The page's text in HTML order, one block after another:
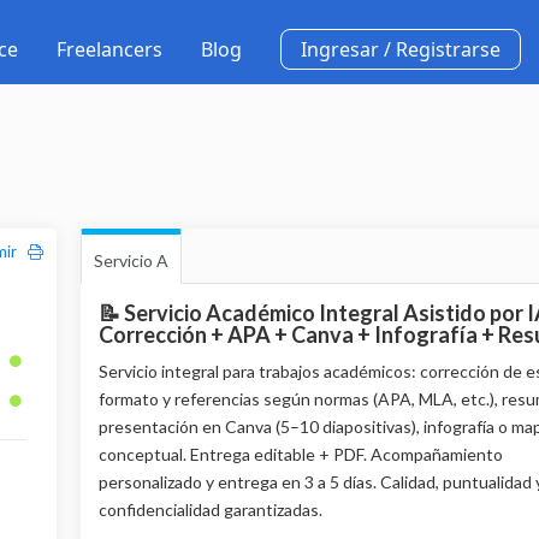
Freelancers Blog Ingresar / Registrarse
Servicio A
📝 Servicio Académico Integral Asistido por
Corrección + APA + Canva + Infografía +
Servicio integral para trabajos académicos: corrección de
formato y referencias según normas (APA, MLA, etc.),
presentación en Canva (5–10 diapositivas), infografía o
conceptual. Entrega editable + PDF. Acompañamiento
personalizado y entrega en 3 a 5 días. Calidad, puntualidad
confidencialidad garantizadas.